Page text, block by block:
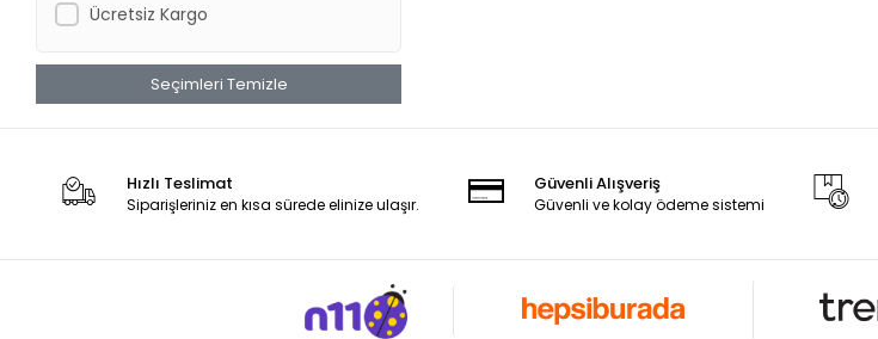
Ücretsiz Kargo
Seçimleri Temizle
Hızlı Teslimat
Siparişleriniz en kısa sürede elinize ulaşır.
Güvenli Alışveriş
Güvenli ve kolay ödeme sistemi